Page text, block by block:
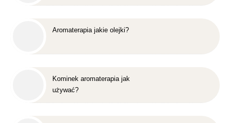
Aromaterapia jakie olejki?
Kominek aromaterapia jak
używać?